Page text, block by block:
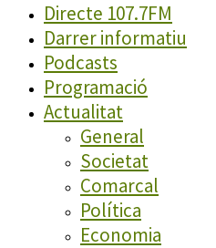
Directe 107.7FM
Darrer informatiu
Podcasts
Programació
Actualitat
General
Societat
Comarcal
Política
Economia